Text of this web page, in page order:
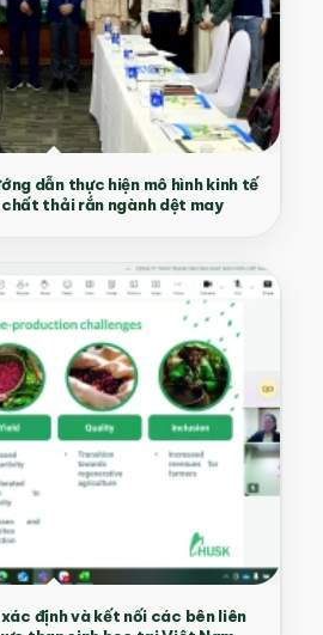
dẫn thực hiện mô hình kinh tế
thải rắn ngành dệt may
định và kết nối các bên liên